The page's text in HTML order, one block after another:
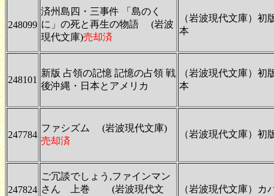
248099
済州島四・三事件 「島のく
に」の死と再生の物語 (岩波
現代文庫)売却済
（岩波現代文庫）初
本
248101
新版 占領の記憶 記憶の占領 戦
後沖縄・日本とアメリカ
（岩波現代文庫）初
本
247784
ファシズム (岩波現代文庫)
売却済
（岩波現代文庫）初
247824
ご冗談でしょう,ファインマン
さん 上巻 (岩波現代文
（岩波現代文庫）カ